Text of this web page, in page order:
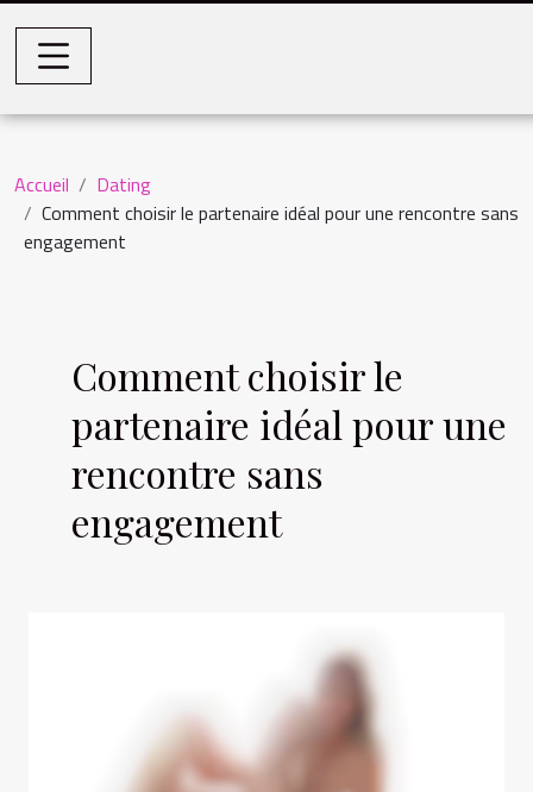
Accueil
Dating
Comment choisir le partenaire idéal pour une rencontre sans
engagement
Comment choisir le
partenaire idéal pour une
rencontre sans
engagement